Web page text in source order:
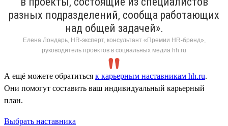
разных подразделений, сообща работающих
над общей задачей».
Елена Лондарь, HR-эксперт, консультант «Премии HR-бренд»,
руководитель проектов в социальных медиа hh.ru
А ещё можете обратиться к карьерным наставникам hh.ru.
Они помогут составить ваш индивидуальный карьерный
план.
Выбрать наставника